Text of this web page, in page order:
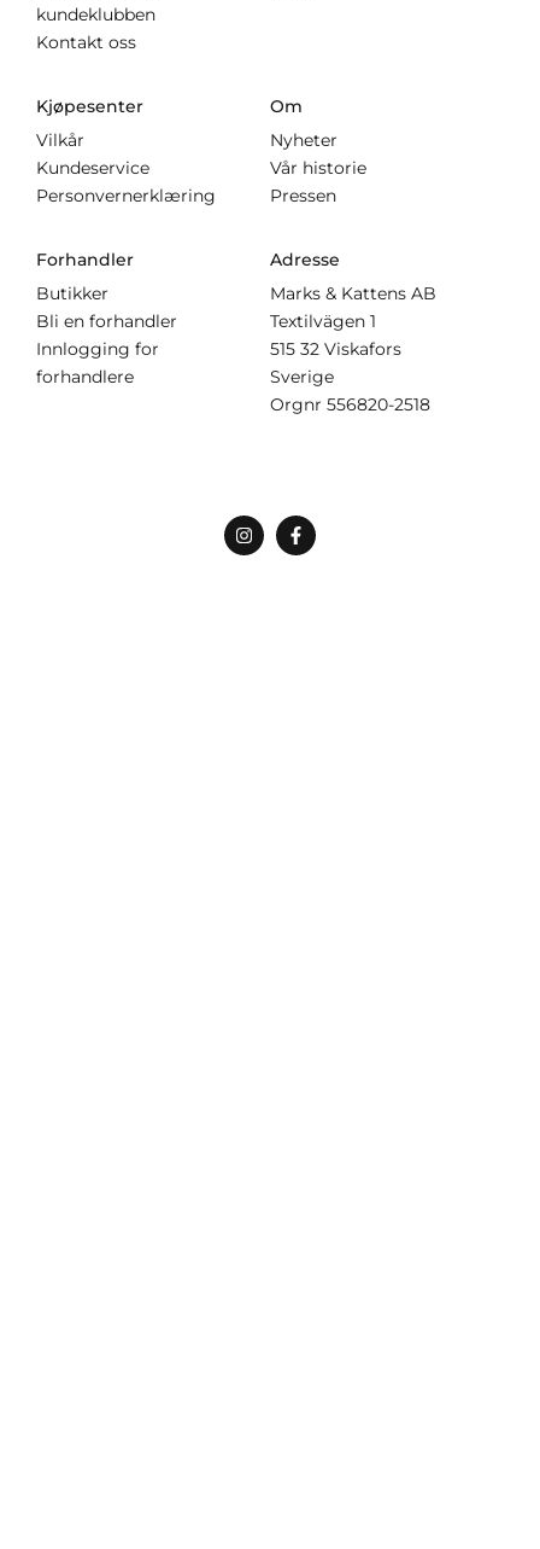
kundeklubben
Kontakt oss
Kjøpesenter
Vilkår
Kundeservice
Personvernerklæring
Om
Nyheter
Vår historie
Pressen
Forhandler
Butikker
Bli en forhandler
Innlogging for
forhandlere
Adresse
Marks & Kattens AB
Textilvägen 1
515 32 Viskafors
Sverige
Orgnr 556820-2518